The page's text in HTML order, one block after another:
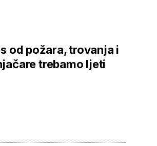
od požara, trovanja i
trebamo ljeti